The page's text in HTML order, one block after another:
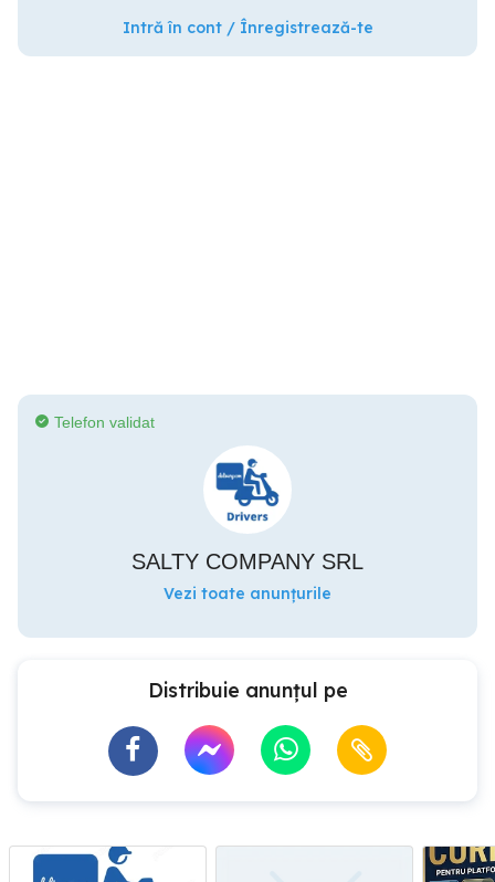
Intră în cont / Înregistrează-te
Telefon validat
SALTY COMPANY SRL
Vezi toate anunțurile
Distribuie anunțul pe